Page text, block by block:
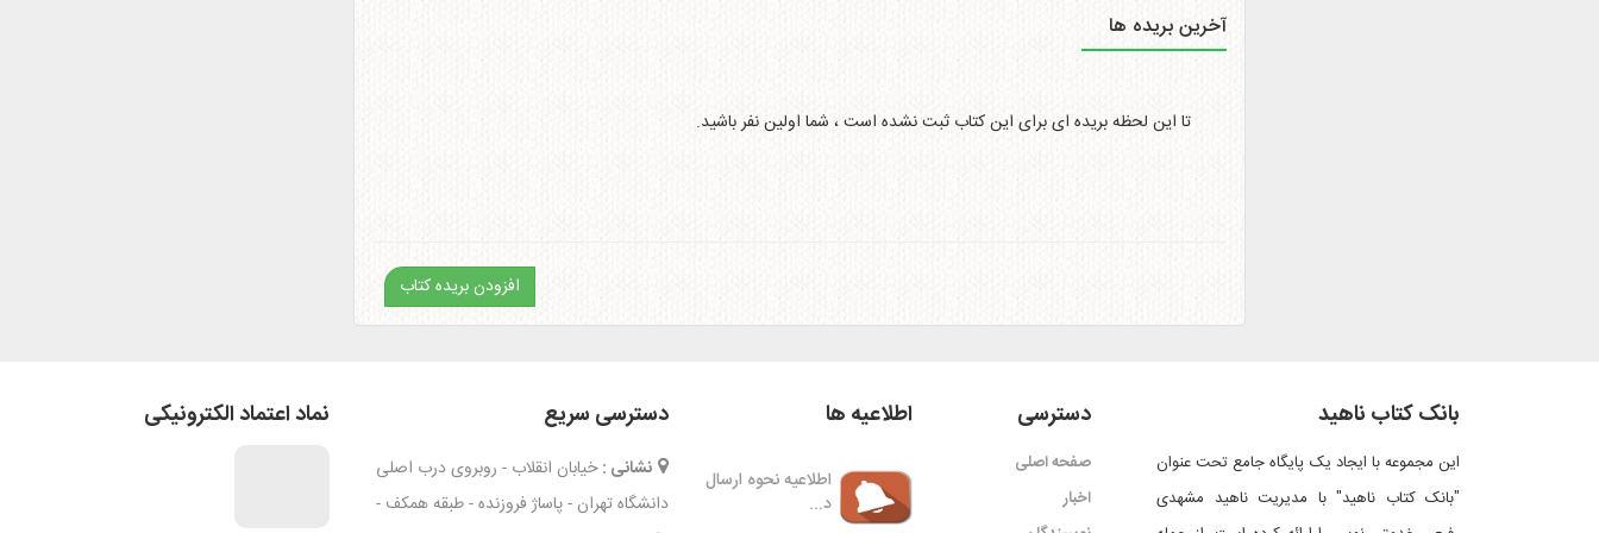
آخرین بریده ها
تا این لحظه بریده ای برای این کتاب ثبت نشده است ، شما اولین نفر باشید.
افزودن بریده کتاب
بانک کتاب ناهید
این مجموعه با ایجاد یک پایگاه جامع تحت عنوان
"بانک کتاب ناهید" با مدیریت ناهید مشهدی
دسترسی
صفحه اصلی
اخبار
اطلاعیه ها
اطلاعیه نحوه ارسال
د...
دسترسی سریع
نشانی : خیابان انقلاب - روبروی درب اصلی
دانشگاه تهران - پاساژ فروزنده - طبقه همکف -
نماد اعتماد الکترونیکی